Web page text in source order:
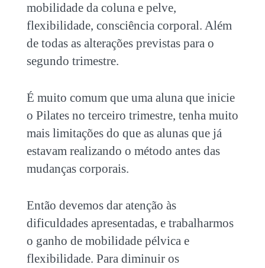
mobilidade da coluna e pelve,
flexibilidade, consciência corporal. Além
de todas as alterações previstas para o
segundo trimestre.
É muito comum que uma aluna que inicie
o Pilates no terceiro trimestre, tenha muito
mais limitações do que as alunas que já
estavam realizando o método antes das
mudanças corporais.
Então devemos dar atenção às
dificuldades apresentadas, e trabalharmos
o ganho de mobilidade pélvica e
flexibilidade. Para diminuir os